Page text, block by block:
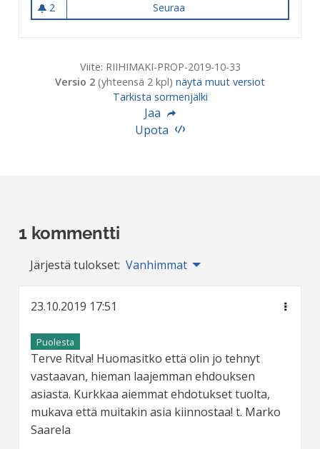
2
2 seuraajaa
Seuraa
Viite: RIIHIMAKI-PROP-2019-10-33
Versio 2 (yhteensä 2 kpl) näytä muut versiot
Tarkista sormenjälki
Jaa
Upota
1 kommentti
Järjestä tulokset: Vanhimmat
23.10.2019 17:51
Puolesta
Terve Ritva! Huomasitko että olin jo tehnyt
vastaavan, hieman laajemman ehdouksen
asiasta. Kurkkaa aiemmat ehdotukset tuolta,
mukava että muitakin asia kiinnostaa! t. Marko
Saarela